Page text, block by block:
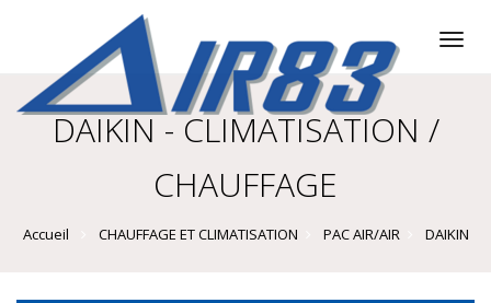
DAIKIN - CLIMATISATION /
CHAUFFAGE
Accueil CHAUFFAGE ET CLIMATISATION PAC AIR/AIR DAIKIN